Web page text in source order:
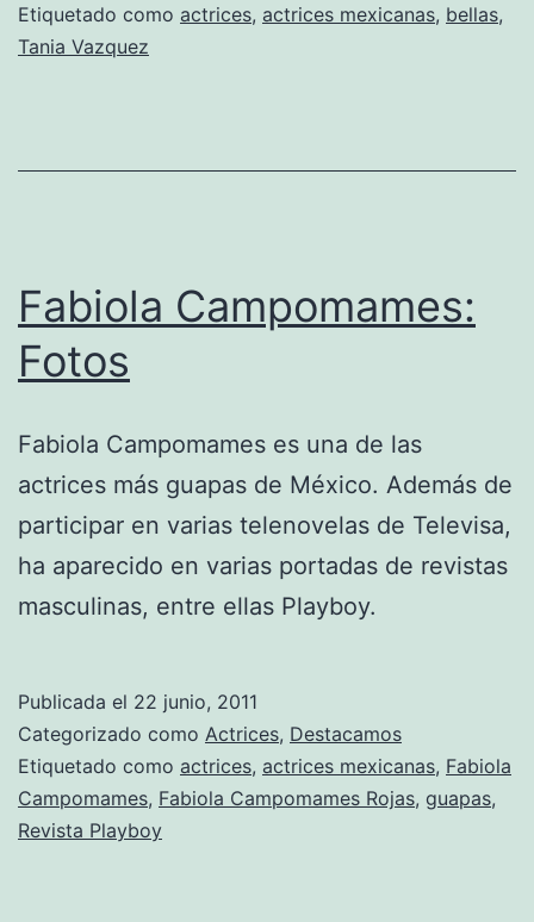
Etiquetado como actrices, actrices mexicanas, bellas,
Tania Vazquez
Fabiola Campomames:
Fotos
Fabiola Campomames es una de las
actrices más guapas de México. Además de
participar en varias telenovelas de Televisa,
ha aparecido en varias portadas de revistas
masculinas, entre ellas Playboy.
Publicada el 22 junio, 2011
Categorizado como Actrices, Destacamos
Etiquetado como actrices, actrices mexicanas, Fabiola
Campomames, Fabiola Campomames Rojas, guapas,
Revista Playboy